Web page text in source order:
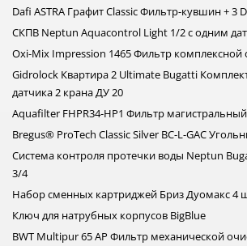
Dafi ASTRA Графит Classic Фильтр-кувшин + 3
СКПВ Neptun Aquacontrol Light 1/2 с одним
Oxi-Mix Impression 1465 Фильтр комплексной
Gidrolock Квартира 2 Ultimate Bugatti
датчика 2 крана ДУ 20
Aquafilter FHPR34-HP1 Фильтр
Bregus® ProTech Classic Silver BC-L-GAC
Система контроля протечки воды Neptun
3/4
Набор сменных картриджей Бриз Дуомакс 4
Ключ для натрубных корпусов BigBlue
BWT Multipur 65 AP Фильтр механической